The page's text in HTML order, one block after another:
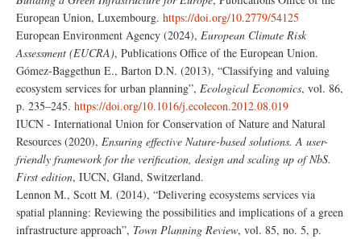
European Union, Luxembourg. https://doi.org/10.2779/54125
European Environment Agency (2024), European Climate Risk
Assessment (EUCRA), Publications Office of the European Union.
Gómez-Baggethun E., Barton D.N. (2013), “Classifying and valuing
ecosystem services for urban planning”, Ecological Economics, vol. 86,
p. 235–245. https://doi.org/10.1016/j.ecolecon.2012.08.019
IUCN - International Union for Conservation of Nature and Natural
Resources (2020), Ensuring effective Nature-based solutions. A user-
friendly framework for the verification, design and scaling up of NbS.
First edition, IUCN, Gland, Switzerland.
Lennon M., Scott M. (2014), “Delivering ecosystems services via
spatial planning: Reviewing the possibilities and implications of a green
infrastructure approach”, Town Planning Review, vol. 85, no. 5, p.